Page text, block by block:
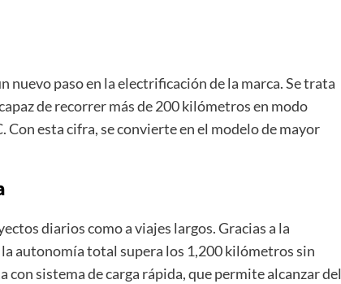
nuevo paso en la electrificación de la marca. Se trata
de recorrer más de 200 kilómetros en modo
esta cifra, se convierte en el modelo de mayor
diarios como a viajes largos. Gracias a la
autonomía total supera los 1,200 kilómetros sin
con sistema de carga rápida, que permite alcanzar del